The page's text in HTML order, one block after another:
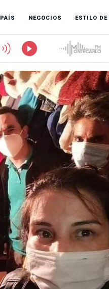
PAÍS NEGOCIOS ESTILO